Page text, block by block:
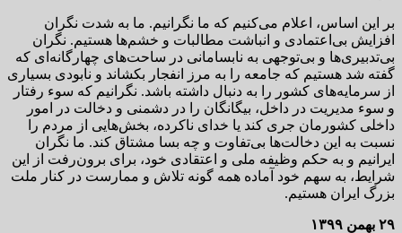
بر این اساس، اعلام می‌کنیم که ما نگرانیم. ما به شدت نگران
افزایش بی‌اعتمادی و انباشت مطالبات و خشم‌ها هستیم. نگران
بی‌تدبیری‌ها و بی‌توجهی به نابسامانی در ساحت‌های چهارگانه‌ای که
گفته شد هستیم که جامعه را به مرز انفجار بکشاند و نابودی بسیاری
از سرمایه‌های کشور را به دنبال داشته باشد. نگرانیم که سوء رفتار
و سوء مدیریت در داخل، بیگانگان را در دشمنی و دخالت در امور
داخلی کشورمان جری کند یا خدای ناکرده، بخش‌هایی از مردم را
نسبت به این دخالت‌ها بی‌تفاوت و چه بسا مشتاق کند. ما نگران
ایرانیم و به حکم وظیفه ملی و اعتقادی خود، برای برون‌رفت از این
شرایط، به سهم خود آماده همه گونه تلاش و ممارست در کنار ملت
بزرگ ایران هستیم.
۲۹ بهمن ۱۳۹۹